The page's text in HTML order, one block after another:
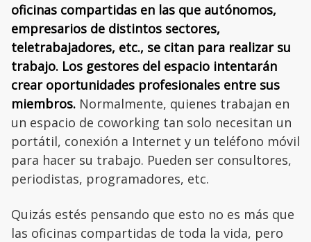
oficinas compartidas en las que autónomos,
empresarios de distintos sectores,
teletrabajadores, etc., se citan para realizar su
trabajo. Los gestores del espacio intentarán
crear oportunidades profesionales entre sus
miembros. Normalmente, quienes trabajan en
un espacio de coworking tan solo necesitan un
portátil, conexión a Internet y un teléfono móvil
para hacer su trabajo. Pueden ser consultores,
periodistas, programadores, etc.
Quizás estés pensando que esto no es más que
las oficinas compartidas de toda la vida, pero